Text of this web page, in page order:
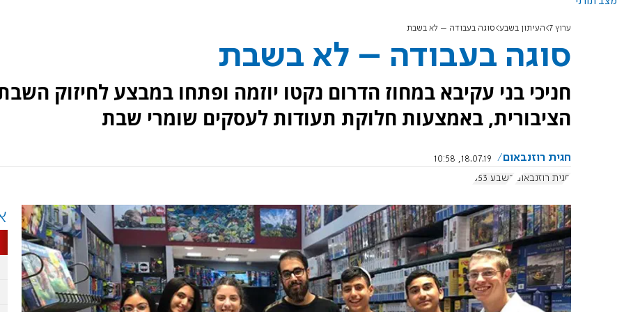
ערוץ 7 העיתון בשבע סוגה בעבודה – לא בשבת
סוגה בעבודה – לא בשבת
חניכי בני עקיבא במחוז הדרום נקטו יוזמה ופתחו במבצע לחיזוק
הציבורית, באמצעות חלוקת תעודות לעסקים שומרי שבת
חגית רוזנבאום
18.07.19, 10:58
חגית רוזנבאום בשבע 853